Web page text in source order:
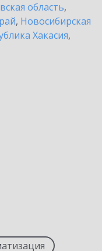
область,
, Новосибирская
Хакасия,